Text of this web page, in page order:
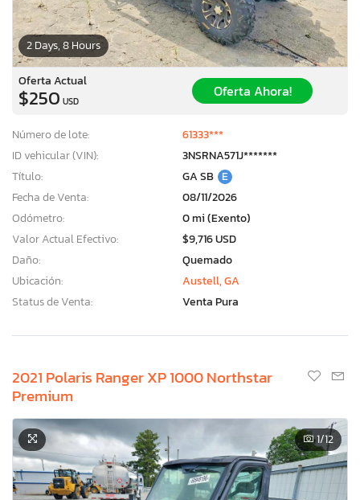
2 Days, 8 Hours
Oferta Actual
$250 USD
Oferta Ahora!
Número de lote:
61333***
ID vehicular (VIN):
3NSRNA571J*******
Título:
GA SB E
Fecha de Venta:
08/11/2026
Odómetro:
0 mi (Exento)
Valor Actual Efectivo:
$9,716 USD
Daño:
Quemado
Ubicación:
Austell, GA
Status de Venta:
Venta Pura
2021 Polaris Ranger XP 1000 Northstar
Premium
1/12